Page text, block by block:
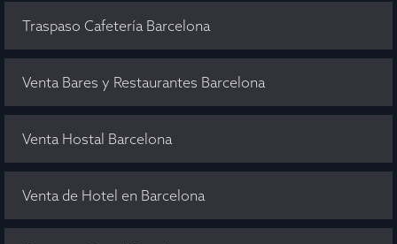
Traspaso Cafetería Barcelona
Venta Bares y Restaurantes Barcelona
Venta Hostal Barcelona
Venta de Hotel en Barcelona